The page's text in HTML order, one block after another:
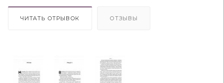
ЧИТАТЬ ОТРЫВОК ОТЗЫВЫ